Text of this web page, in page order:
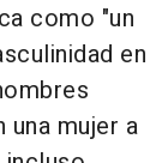
como "un
en
una mujer a